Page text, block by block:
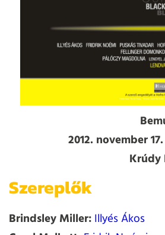
2012. november
Krúdy
Szereplők
Brindsley Miller:Illyés Ákos